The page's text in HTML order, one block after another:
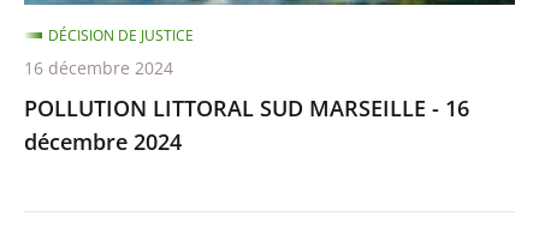
POLLUTION LITTORAL SUD MARSEILLE - 16
décembre 2024
DÉCISION DE JUSTICE
16 décembre 2024